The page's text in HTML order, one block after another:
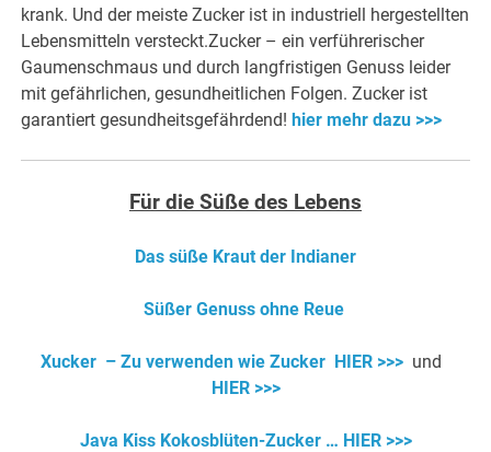
krank. Und der meiste Zucker ist in industriell hergestellten
Lebensmitteln versteckt.Zucker – ein verführerischer
Gaumenschmaus und durch langfristigen Genuss leider
mit gefährlichen, gesundheitlichen Folgen. Zucker ist
garantiert gesundheitsgefährdend!hier mehr dazu >>>
Für die Süße des Lebens
Das süße Kraut der Indianer
Süßer Genuss ohne Reue
Xucker – Zu verwenden wie Zucker HIER >>> und
HIER >>>
Java Kiss Kokosblüten-Zucker … HIER >>>